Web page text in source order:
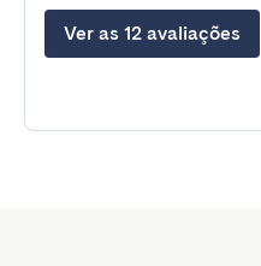
Ver as 12 avaliações